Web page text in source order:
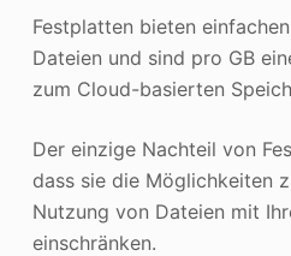
Festplatten bieten
Dateien und sind pro GB
zum Cloud-basierten
Der einzige Nachteil von
dass sie die Möglichkeiten
Nutzung von Dateien mit
einschränken.